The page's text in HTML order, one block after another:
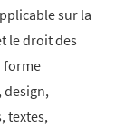
sur la
le droit des
forme
design,
textes,